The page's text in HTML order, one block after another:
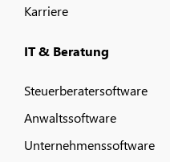
Karriere
IT & Beratung
Steuerberatersoftware
Anwaltssoftware
Unternehmenssoftware